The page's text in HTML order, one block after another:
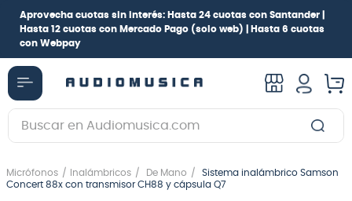
Aprovecha cuotas sin interés: Hasta 24 cuotas con Santander |
Hasta 12 cuotas con Mercado Pago (solo web) |
Hasta 6 cuotas
con Webpay
Buscar en Audiomusica.com
Micrófonos Inalámbricos De Mano
Sistema inalámbrico Samson
Concert 88x con transmisor CH88 y cápsula Q7
1.
guitarra electrica